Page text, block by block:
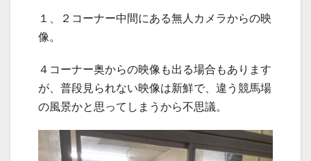
１、２コーナー中間にある無人カメラからの映
像。
４コーナー奥からの映像も出る場合もあります
が、普段見られない映像は新鮮で、違う競馬場
の風景かと思ってしまうから不思議。